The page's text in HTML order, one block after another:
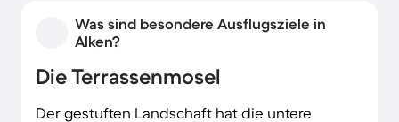
Was sind besondere Ausflugsziele in
Alken?
Die Terrassenmosel
Der gestuften Landschaft hat die untere